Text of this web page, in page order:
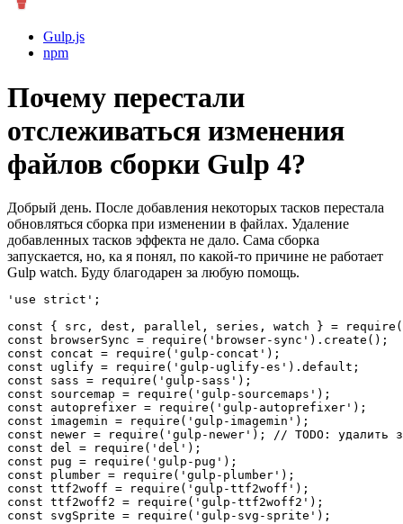
Gulp.js
npm
Почему перестали
отслеживаться изменения
файлов сборки Gulp 4?
Добрый день. После добавления некоторых тасков перестала
обновляться сборка при изменении в файлах. Удаление
добавленных тасков эффекта не дало. Сама сборка
запускается, но, ка я понял, по какой-то причине не работает
Gulp watch. Буду благодарен за любую помощь.
'use strict';
const { src, dest, parallel, series, watch } =
const browserSync = require('browser-sync').create();
const concat = require('gulp-concat');
const uglify = require('gulp-uglify-es').default;
const sass = require('gulp-sass');
const sourcemap = require('gulp-sourcemaps');
const autoprefixer = require('gulp-autoprefixer');
const imagemin = require('gulp-imagemin');
const newer = require('gulp-newer'); // TODO: удалить за
const del = require('del');
const pug = require('gulp-pug');
const plumber = require('gulp-plumber');
const ttf2woff = require('gulp-ttf2woff');
const ttf2woff2 = require('gulp-ttf2woff2');
const svgSprite = require('gulp-svg-sprite');